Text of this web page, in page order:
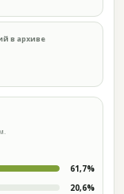
в архиве
61,7%
20,6%